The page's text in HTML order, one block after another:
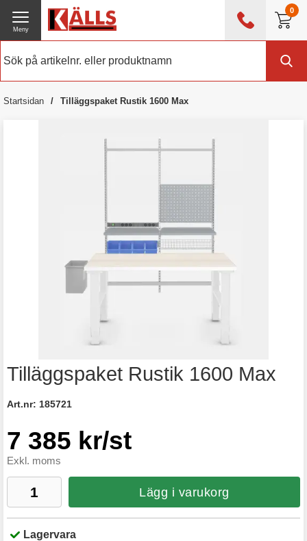
0
0476 - 214 80
Meny
Startsidan Tilläggspaket Rustik 1600 Max
Tilläggspaket Rustik 1600 Max
Art.nr: 185721
7 385 kr/st
Exkl. moms
Lägg i varukorg
Lagervara